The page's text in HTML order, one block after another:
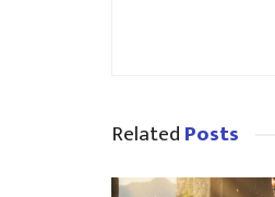
RelatedPosts